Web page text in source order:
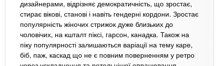
дизайнерами, відрізняє демократичність, що зростає,
стирає вікові, станові і навіть гендерні кордони. Зростає
популярність жіночих стрижок дуже близьких до
чоловічих, на кшталт піксі, гарсон, канадка. Також на
піку популярності залишаються варіації на тему каре,
біб, паж, каскад що не є повним поверненням у ретро